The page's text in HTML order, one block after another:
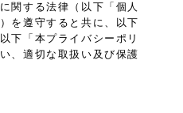
関する法律（以下「個人
を遵守すると共に、以下
下「本プライバシーポリ
、適切な取扱い及び保護